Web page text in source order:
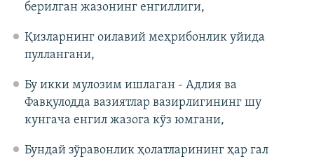
берилган жазонинг енгиллиги,
Қизларнинг оилавий меҳрибонлик уйида
пуллангани,
Бу икки мулозим ишлаган - Адлия ва
Фавқулодда вазиятлар вазирлигининг шу
кунгача енгил жазога кўз юмгани,
Бундай зўравонлик ҳолатларининг ҳар гал